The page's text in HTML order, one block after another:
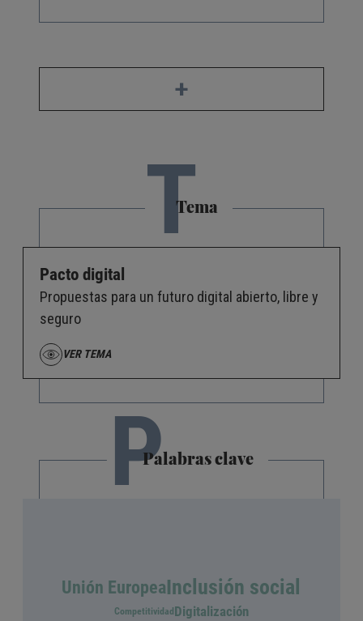
+
TTema
Pacto digital
Propuestas para un futuro digital abierto, libre y
seguro
VER TEMA
PPalabras clave
Unión EuropeaInclusión social
Competitividad Digitalización